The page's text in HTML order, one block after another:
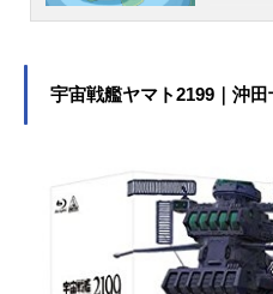
ジュー
ャスト
ブラウ
孝宏ナ
タッフ
利子 池
宇宙戦艦ヤマト2199｜沖田